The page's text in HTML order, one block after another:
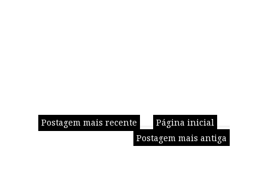
Postagem mais recente
Postagem mais antiga
Página inicial